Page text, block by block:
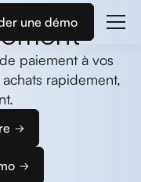
une démo
paiement à vos
rapidement,